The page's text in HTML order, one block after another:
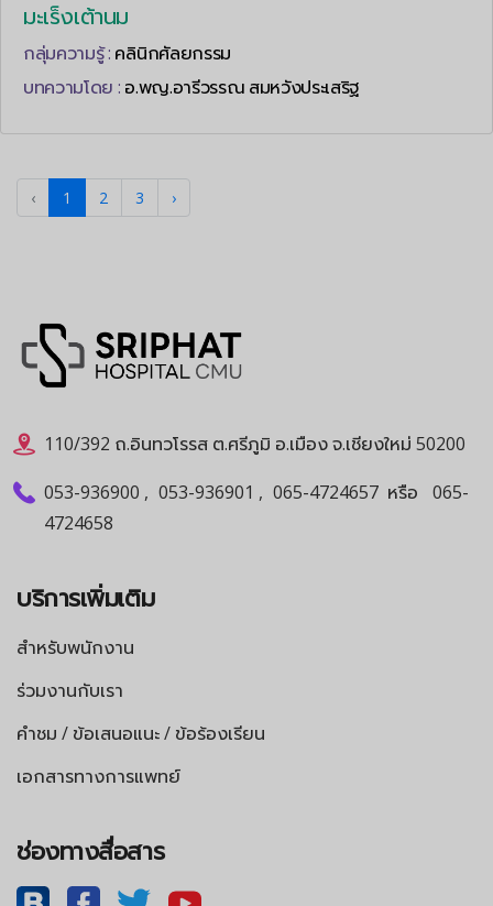
มะเร็งเต้านม
กลุ่มความรู้ : คลินิกศัลยกรรม
บทความโดย : อ.พญ.อารีวรรณ สมหวังประเสริฐ
‹ 1 2 3 ›
110/392 ถ.อินทวโรรส ต.ศรีภูมิ อ.เมือง จ.เชียงใหม่ 50200
053-936900 , 053-936901 , 065-4724657 หรือ
065-
4724658
บริการเพิ่มเติม
สำหรับพนักงาน
ร่วมงานกับเรา
คำชม / ข้อเสนอแนะ / ข้อร้องเรียน
เอกสารทางการแพทย์
ช่องทางสื่อสาร